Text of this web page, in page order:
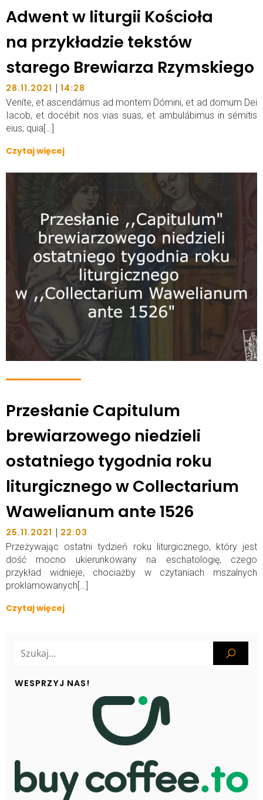
Adwent w liturgii Kościoła
na przykładzie tekstów
starego Brewiarza Rzymskiego
28.11.2021 | 14:28
Veníte, et ascendámus ad montem Dómini, et ad domum Dei
Iacob, et docébit nos vias suas, et ambulábimus in sémitis
eius; quia[…]
Czytaj więcej
Przesłanie Capitulum
brewiarzowego niedzieli
ostatniego tygodnia roku
liturgicznego w Collectarium
Wawelianum ante 1526
25.11.2021 | 22:03
Przeżywając ostatni tydzień roku liturgicznego, który jest
dość mocno ukierunkowany na eschatologię, czego
przykład widnieje, chociażby w czytaniach mszalnych
proklamowanych[…]
Czytaj więcej
WESPRZYJ NAS!